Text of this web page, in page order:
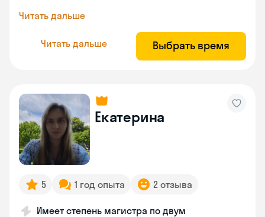
Читать дальше
Читать дальше Выбрать время
Екатерина
5 1 год опыта 2 отзыва
Имеет степень магистра по двум